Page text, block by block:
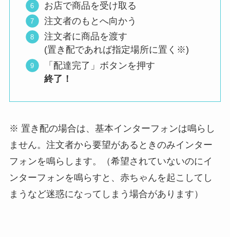
お店で商品を受け取る
注文者のもとへ向かう
注文者に商品を渡す
(置き配であれば指定場所に置く※)
「配達完了」ボタンを押す
終了！
※ 置き配の場合は、基本インターフォンは鳴らし
ません。注文者から要望があるときのみインター
フォンを鳴らします。（希望されていないのにイ
ンターフォンを鳴らすと、赤ちゃんを起こしてし
まうなど迷惑になってしまう場合があります）